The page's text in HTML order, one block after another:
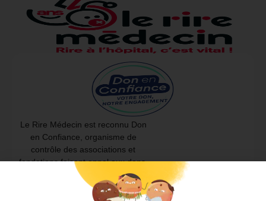
Le Rire Médecin est reconnu Don
en Confiance, organisme de
contrôle des associations et
fondations faisant appel aux dons.
Plus d’infos
donenconfiance.org.